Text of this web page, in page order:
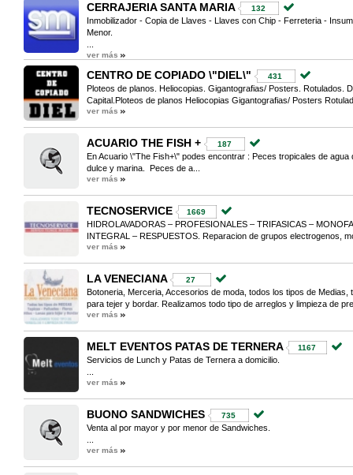
CERRAJERIA SANTA MARIA 132
Inmobilizador - Copia de Llaves - Llaves con Chip - Ferreteria -
Menor.
ver más
CENTRO DE COPIADO \"DIEL\" 431
Ploteos de planos. Heliocopias. Gigantografias/ Posters. Rotulados.
Capital.Ploteos de planos Heliocopias Gigantografias/ Posters
ver más
ACUARIO THE FISH + 187
En Acuario \"The Fish+\" podes encontrar : Peces tropicales de
dulce y marina. Peces de a...
ver más
TECNOSERVICE 1669
HIDROLAVADORAS – PROFESIONALES – TRIFASICAS –
INTEGRAL – RESPUESTOS. Reparacion de grupos electrogenos,
ver más
LA VENECIANA 27
Botoneria, Merceria, Accesorios de moda, todos los tipos de Medias,
para tejer y bordar. Realizamos todo tipo de arreglos y limpieza de
ver más
MELT EVENTOS PATAS DE TERNERA 1167
Servicios de Lunch y Patas de Ternera a domicilio.
ver más
BUONO SANDWICHES 735
Venta al por mayor y por menor de Sandwiches.
ver más